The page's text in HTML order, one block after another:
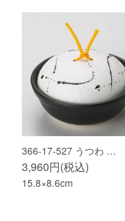
366-17-527 うつわ …
3,960円(税込)
15.8×8.6cm